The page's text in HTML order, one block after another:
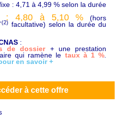
: 4,71 à 4,99 % selon la durée
: 4,80 à 5,10 %(hors
(2) facultative) selon la durée du
:
de dossier+ une prestation
qui ramène le taux à 1 %.
en savoir +
à cette offre